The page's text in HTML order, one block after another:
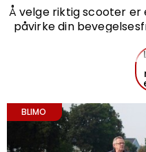
Å velge riktig scooter er
påvirke din
trehjuls eller en
de viktigste forskjellene
BLIMO